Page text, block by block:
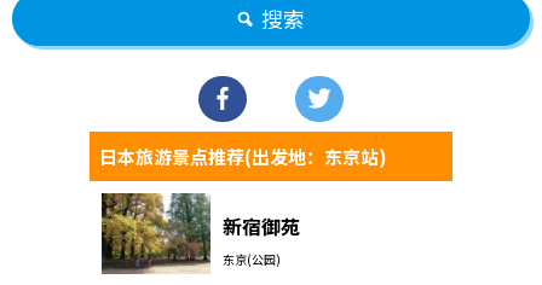
搜索
日本旅游景点推荐(出发地：东京站)
新宿御苑
东京(公园)